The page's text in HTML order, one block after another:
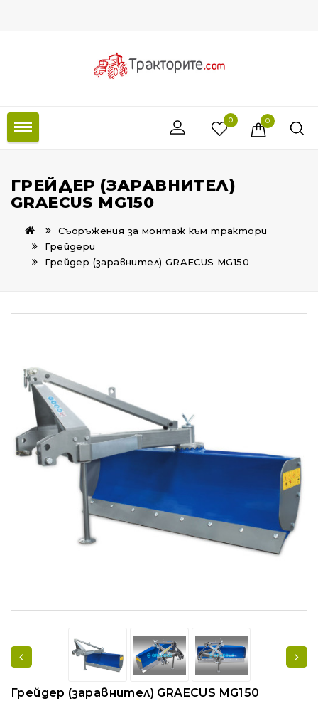
0 0
ГРЕЙДЕР (ЗАРАВНИТЕЛ)
GRAECUS MG150
Съоръжения за монтаж към трактори
Грейдери
Грейдер (заравнител) GRAECUS MG150
Грейдер (заравнител) GRAECUS MG150